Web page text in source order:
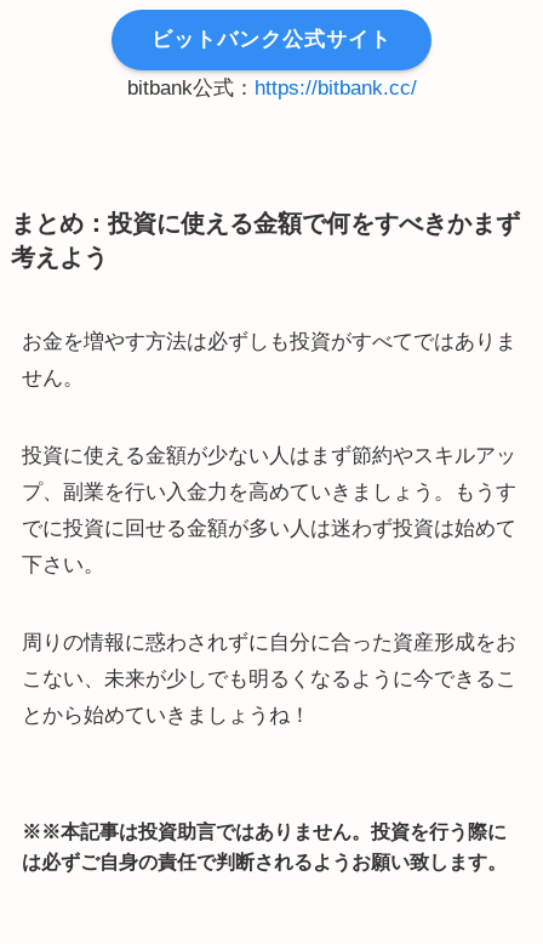
ビットバンク公式サイト
bitbank公式： https://bitbank.cc/
まとめ：投資に使える金額で何をすべきかまず
考えよう
お金を増やす方法は必ずしも投資がすべてではありま
せん。
投資に使える金額が少ない人はまず節約やスキルアッ
プ、副業を行い入金力を高めていきましょう。もうす
でに投資に回せる金額が多い人は迷わず投資は始めて
下さい。
周りの情報に惑わされずに自分に合った資産形成をお
こない、未来が少しでも明るくなるように今できるこ
とから始めていきましょうね！
※※本記事は投資助言ではありません。投資を行う際に
は必ずご自身の責任で判断されるようお願い致します。